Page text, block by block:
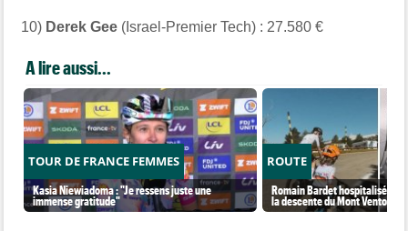
10) Derek Gee (Israel-Premier Tech) : 27.580 €
A lire aussi...
TOUR DE FRANCE FEMMES
Kasia Niewiadoma : "Je ressens juste une
immense gratitude"
ROUTE
Romain Bardet hospitalisé
la descente du Mont Ventoux